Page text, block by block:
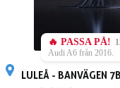
🔥 PASSA PÅ!
Audi A6 från 2016.
LULEÅ - BANVÄGEN 7B